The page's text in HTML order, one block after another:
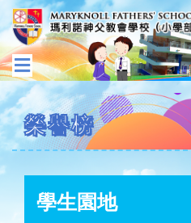
榮譽榜
學生園地